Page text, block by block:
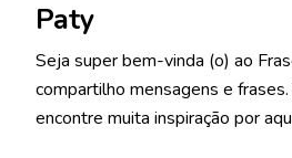
Paty
Seja super bem-vinda (o) ao
compartilho mensagens e
encontre muita inspiração por